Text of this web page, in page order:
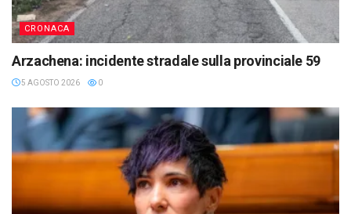
CRONACA
Arzachena: incidente stradale sulla provinciale 59
5 AGOSTO 2026 0